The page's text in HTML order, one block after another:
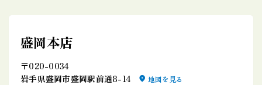
盛岡本店
〒020-0034
岩手県盛岡市盛岡駅前通8-14
地図を見る